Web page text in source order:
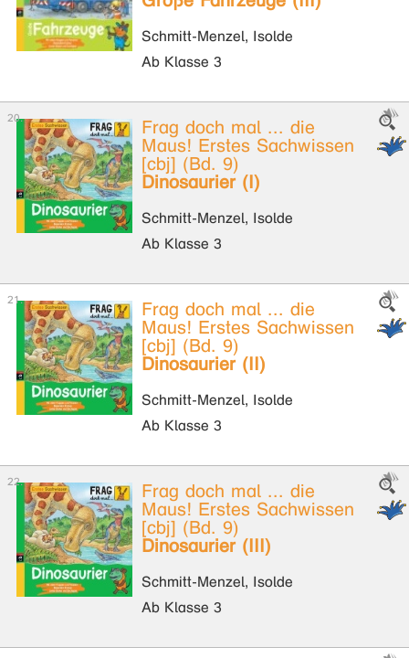
Schmitt-Menzel, Isolde
Ab Klasse 3
Frag doch mal ... die
Maus! Erstes Sachwissen
[cbj] (Bd. 9)
Dinosaurier (I)
Schmitt-Menzel, Isolde
Ab Klasse 3
Frag doch mal ... die
Maus! Erstes Sachwissen
[cbj] (Bd. 9)
Dinosaurier (II)
Schmitt-Menzel, Isolde
Ab Klasse 3
Frag doch mal ... die
Maus! Erstes Sachwissen
[cbj] (Bd. 9)
Dinosaurier (III)
Schmitt-Menzel, Isolde
Ab Klasse 3